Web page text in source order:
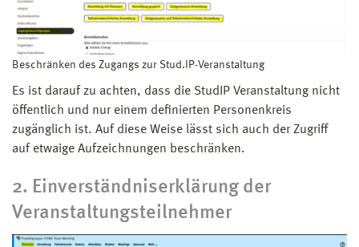
Beschränken des Zugangs zur Stud.IP-Veranstaltung
Es ist darauf zu achten, dass die StudIP Veranstaltung nicht
öffentlich und nur einem definierten Personenkreis
zugänglich ist. Auf diese Weise lässt sich auch der Zugriff
auf etwaige Aufzeichnungen beschränken.
2. Einverständniserklärung der
Veranstaltungsteilnehmer